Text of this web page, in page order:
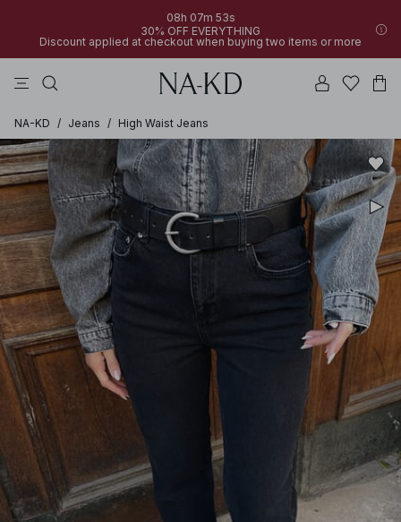
08h 07m 53s
30% OFF EVERYTHING
Discount applied at checkout when buying two items or more
NA-KD / Jeans / High Waist Jeans